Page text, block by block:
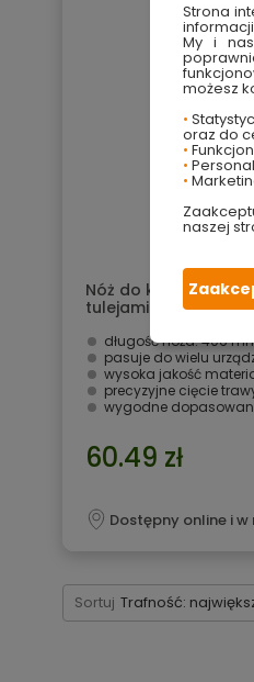
Nóż do kosiarki 16"
tulejami
długość noża: 406
pasuje do wielu
wysoka jakość
precyzyjne cięcie
wygodne
60.49 zł
Dostępny online i
Sortuj Trafność:
Strona
My i
możesz
•
oraz do
•
•
•
naszej